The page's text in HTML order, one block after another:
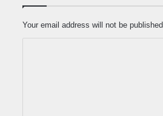
Your email address will not be published.